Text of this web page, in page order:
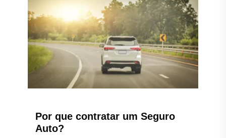
Por que contratar um Seguro
Auto?